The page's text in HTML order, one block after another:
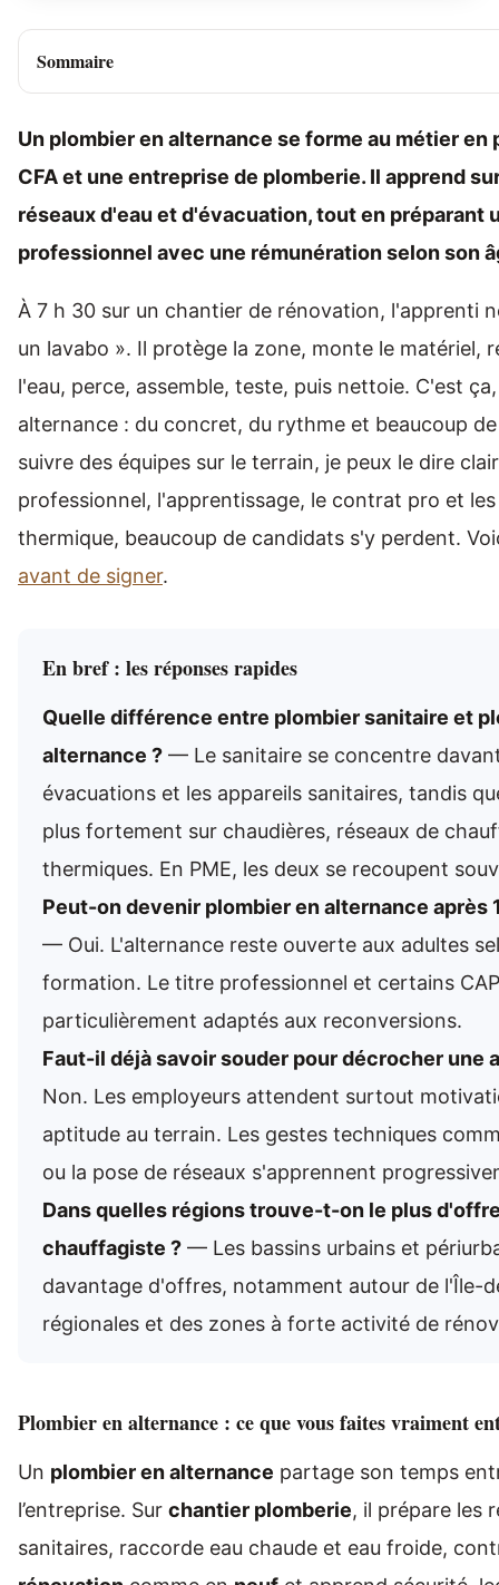
Sommaire
Un plombier en alternance se forme au métier
CFA et une entreprise de plomberie. Il apprend
réseaux d'eau et d'évacuation, tout en préparant
professionnel avec une rémunération selon son
À 7 h 30 sur un chantier de rénovation, l'apprenti
un lavabo ». Il protège la zone, monte le matériel,
l'eau, perce, assemble, teste, puis nettoie. C'est
alternance : du concret, du rythme et beaucoup
suivre des équipes sur le terrain, je peux le dire
professionnel, l'apprentissage, le contrat pro et
thermique, beaucoup de candidats s'y perdent.
avant de signer.
En bref : les réponses rapides
Quelle différence entre plombier sanitaire et
alternance ? — Le sanitaire se concentre
évacuations et les appareils sanitaires, tandis
plus fortement sur chaudières, réseaux de
thermiques. En PME, les deux se recoupent
Peut-on devenir plombier en alternance après
— Oui. L'alternance reste ouverte aux adultes
formation. Le titre professionnel et certains
particulièrement adaptés aux reconversions.
Faut-il déjà savoir souder pour décrocher une
Non. Les employeurs attendent surtout
aptitude au terrain. Les gestes techniques
ou la pose de réseaux s'apprennent
Dans quelles régions trouve-t-on le plus
chauffagiste ? — Les bassins urbains et
davantage d'offres, notamment autour de l'Île-
régionales et des zones à forte activité de
Plombier en alternance : ce que vous faites vraiment
Un plombier en alternance partage son temps
l’entreprise. Sur chantier plomberie, il prépare les
sanitaires, raccorde eau chaude et eau froide,